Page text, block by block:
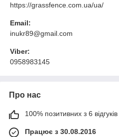
https://grassfence.com.ua/ua/
Email:
inukr89@gmail.com
Viber:
0958983145
Про нас
100% позитивних з 6 відгуків
Працює з 30.08.2016